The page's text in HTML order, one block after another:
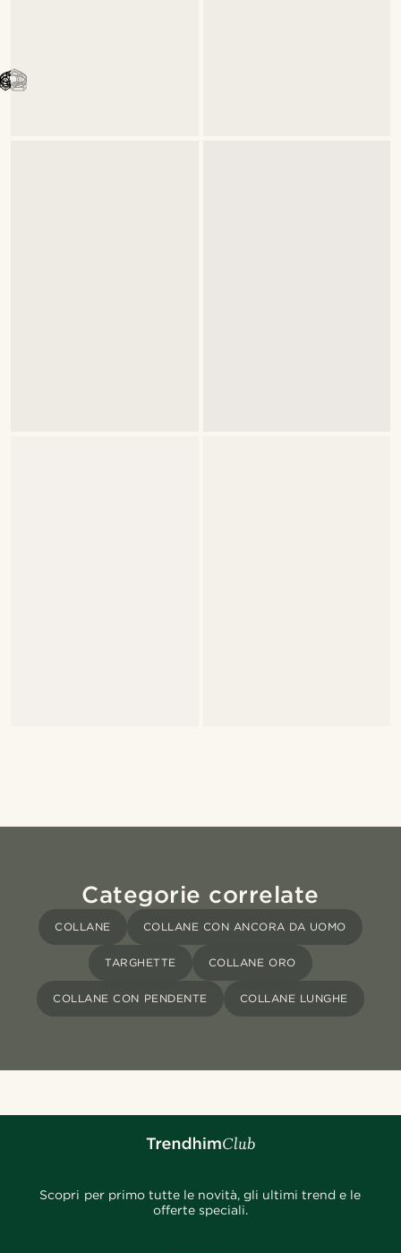
Categorie correlate
COLLANE COLLANE CON ANCORA DA UOMO
TARGHETTE COLLANE ORO
COLLANE CON PENDENTE COLLANE LUNGHE
Scopri per primo tutte le novità, gli ultimi trend e le
offerte speciali.